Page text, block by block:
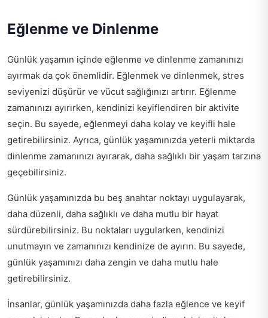
Eğlenme ve Dinlenme
Günlük yaşamın içinde eğlenme ve dinlenme zamanınızı
ayırmak da çok önemlidir. Eğlenmek ve dinlenmek, stres
seviyenizi düşürür ve vücut sağlığınızı artırır. Eğlenme
zamanınızı ayırırken, kendinizi keyiflendiren bir aktivite
seçin. Bu sayede, eğlenmeyi daha kolay ve keyifli hale
getirebilirsiniz. Ayrıca, günlük yaşamınızda yeterli miktarda
dinlenme zamanınızı ayırarak, daha sağlıklı bir yaşam tarzına
geçebilirsiniz.
Günlük yaşamınızda bu beş anahtar noktayı uygulayarak,
daha düzenli, daha sağlıklı ve daha mutlu bir hayat
sürdürebilirsiniz. Bu noktaları uygularken, kendinizi
unutmayın ve zamanınızı kendinize de ayırın. Bu sayede,
günlük yaşamınızı daha zengin ve daha mutlu hale
getirebilirsiniz.
İnsanlar, günlük yaşamınızda daha fazla eğlence ve keyif